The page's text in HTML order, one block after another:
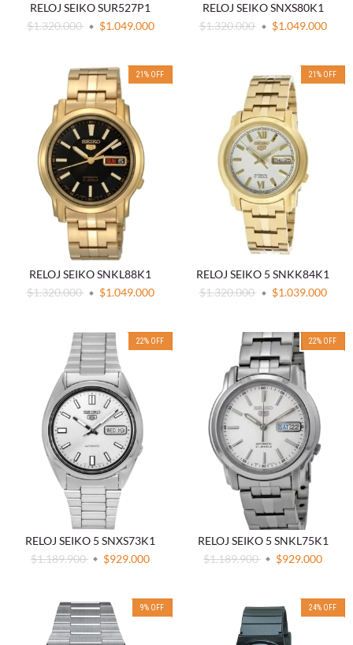
RELOJ SEIKO SUR527P1
$1.320.000
$1.049.000
RELOJ SEIKO SNXS80K1
$1.320.000
$1.049.000
21 % OFF
RELOJ SEIKO SNKL88K1
$1.320.000
$1.049.000
21 % OFF
RELOJ SEIKO 5 SNKK84K1
$1.320.000
$1.039.000
22% OFF
RELOJ SEIKO 5 SNXS73K1
$1.189.900
$929.000
22% OFF
RELOJ SEIKO 5 SNKL75K1
$1.189.900
$929.000
9% OFF 24% OFF